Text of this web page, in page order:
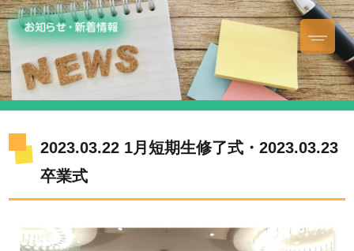
2023.03.22 1月短期生修了式・2023.03.23
卒業式